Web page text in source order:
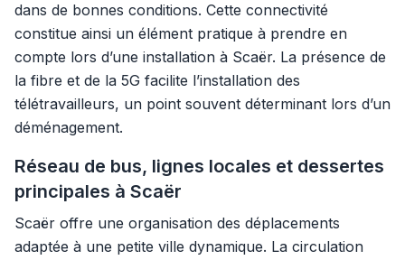
dans de bonnes conditions. Cette connectivité
constitue ainsi un élément pratique à prendre en
compte lors d’une installation à Scaër. La présence de
la fibre et de la 5G facilite l’installation des
télétravailleurs, un point souvent déterminant lors d’un
déménagement.
Réseau de bus, lignes locales et dessertes
principales à Scaër
Scaër offre une organisation des déplacements
adaptée à une petite ville dynamique. La circulation